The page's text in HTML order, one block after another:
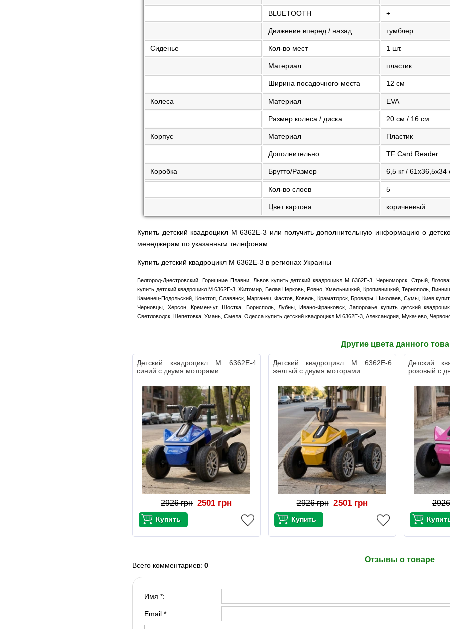
BLUETOOTH +
Движение вперед / назад тумблер
Сиденье Кол-во мест 1 шт.
Материал пластик
Ширина посадочного места 12 см
Колеса Материал EVA
Размер колеса / диска 20 см / 16 см
Корпус Материал Пластик
Дополнительно TF Card Reader
Коробка Брутто/Размер 6,5 кг / 61х36,5х34
Кол-во слоев 5
Цвет картона коричневый
Купить детский квадроцикл M 6362E-3 или получить дополнительную информацию о
менеджерам по указанным телефонам.
Купить детский квадроцикл M 6362E-3 в регионах Украины
Белгород-Днестровский, Горишние Плавни, Львов купить детский квадроцикл M 6362E-3, Черноморск, Стрый,
купить детский квадроцикл M 6362E-3, Житомир, Белая Церковь, Ровно, Хмельницкий, Кропивницкий, Тернополь,
Каменец-Подольский, Конотоп, Славянск, Марганец, Фастов, Ковель, Краматорск, Бровары, Николаев, Сумы, Киев
Черновцы, Херсон, Кременчуг, Шостка, Борисполь, Лубны, Ивано-Франковск, Запорожье купить детский
Светловодск, Шепетовка, Умань, Смела, Одесса купить детский квадроцикл M 6362E-3, Александрия, Мукачево,
Другие цвета данного
Детский квадроцикл M 6362E-4
синий с двумя моторами
2926 грн 2501 грн
Детский квадроцикл M 6362E-6
желтый с двумя моторами
2926 грн 2501 грн
Детский
розовый с
Отзывы о товаре
Всего комментариев:0
Имя *:
Email *: